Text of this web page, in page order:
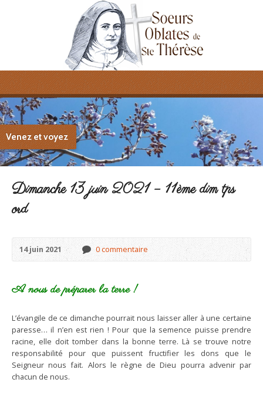
Venez et voyez
Dimanche 13 juin 2021 – 11ème dim tps
ord
14 juin 2021 0 commentaire
A nous de préparer la terre !
L’évangile de ce dimanche pourrait nous laisser aller à une certaine
paresse… il n’en est rien ! Pour que la semence puisse prendre
racine, elle doit tomber dans la bonne terre. Là se trouve notre
responsabilité pour que puissent fructifier les dons que le
Seigneur nous fait. Alors le règne de Dieu pourra advenir par
chacun de nous.